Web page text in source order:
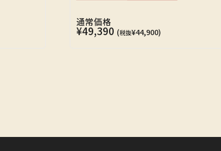
通常価格
¥49,390 (税抜¥44,900)